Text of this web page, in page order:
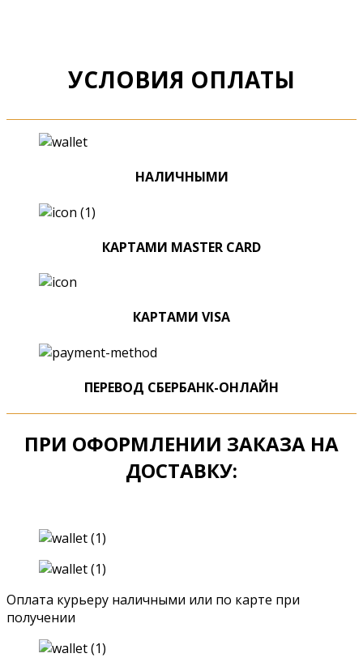
УСЛОВИЯ ОПЛАТЫ
НАЛИЧНЫМИ
КАРТАМИ MASTER CARD
КАРТАМИ VISA
ПЕРЕВОД СБЕРБАНК-ОНЛАЙН
ПРИ ОФОРМЛЕНИИ ЗАКАЗА НА
ДОСТАВКУ:
Оплата курьеру наличными или по карте при
получении